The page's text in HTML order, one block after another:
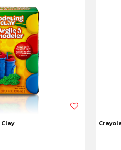
รถแจ้งให้ทราบล่วงหน้า และสี
ซต์อาจมีความแตกต่างกันจาก
ต่ละหน้าจอ
นส่วนมีขนาดเล็ก เด็กควรใช้
หรือผู้เชี่ยวชาญ ไม่นำเข้าจมูก